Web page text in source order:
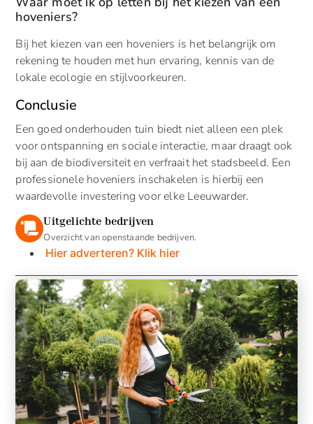
hoveniers?
Bij het kiezen van een hoveniers is het belangrijk om
rekening te houden met hun ervaring, kennis van de
lokale ecologie en stijlvoorkeuren.
Conclusie
Een goed onderhouden tuin biedt niet alleen een plek
voor ontspanning en sociale interactie, maar draagt ook
bij aan de biodiversiteit en verfraait het stadsbeeld. Een
professionele hoveniers inschakelen is hierbij een
waardevolle investering voor elke Leeuwarder.
Uitgelichte bedrijven
Overzicht van openstaande bedrijven.
Hier adverteren? Klik hier